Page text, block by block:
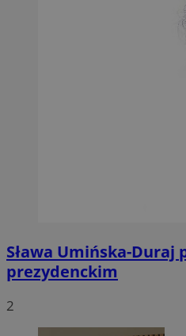
Sława Umińska-
prezydenckim
2